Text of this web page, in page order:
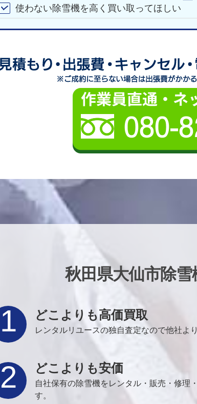
使わない除雪機を高く買い取ってほしい
秋田県大仙市除
どこよりも高価買取
レンタルリユースの独自査定なので他社よ
1
どこよりも安価
自社保有の除雪機をレンタル・販売・修理
す。
2